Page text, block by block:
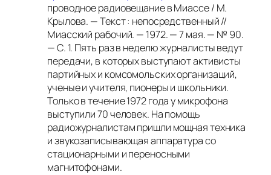
проводное радиовещание в Миассе / М.
Крылова. — Текст : непосредственный //
Миасский рабочий. — 1972. — 7 мая. — № 90.
— С. 1. Пять раз в неделю журналисты ведут
передачи, в которых выступают активисты
партийных и комсомольских организаций,
ученые и учителя, пионеры и школьники.
Только в течение 1972 года у микрофона
выступили 70 человек. На помощь
радиожурналистам пришли мощная техника
и звукозаписывающая аппаратура со
стационарными и переносными
магнитофонами.